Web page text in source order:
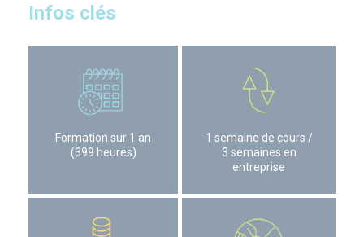
Infos clés
Formation sur 1 an
(399 heures)
1 semaine de cours /
3 semaines en
entreprise